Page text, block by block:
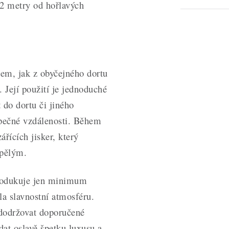
metry od hořlavých
jak z obyčejného dortu
Její použití je jednoduché
do dortu či jiného
vzdálenosti. Během
jisker, který
jen minimum
slavnostní atmosféru.
doporučené